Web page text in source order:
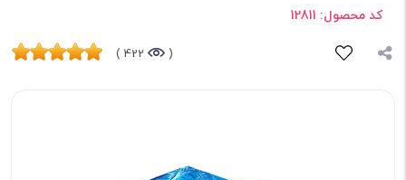
کد محصول: 12811
(
422 )